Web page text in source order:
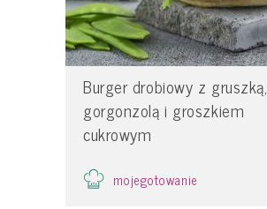
Burger drobiowy z gruszką,
gorgonzolą i groszkiem
cukrowym
mojegotowanie